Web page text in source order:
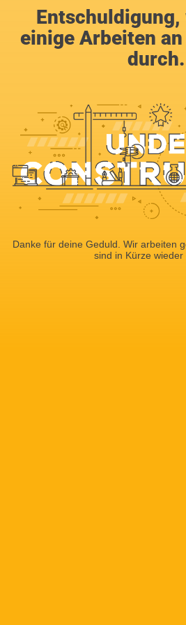
einige Arbeiten
durch.
Danke für deine Geduld. Wir arbeiten
sind in Kürze wieder